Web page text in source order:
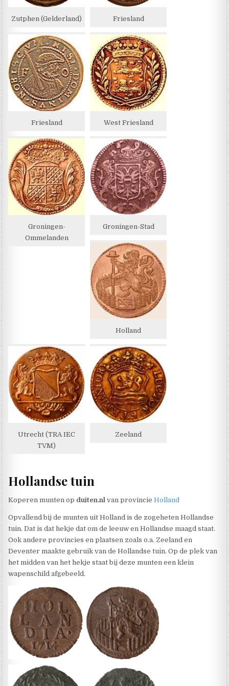
Zutphen (Gelderland) Friesland
Friesland West Friesland
Groningen-
Ommelanden
Groningen-Stad
Holland
Utrecht (TRA IEC
TVM)
Zeeland
Hollandse tuin
Koperen munten op duiten.nl van provincieHolland
Opvallend bij de munten uit Holland is de zogeheten Hollandse
tuin. Dat is dat hekje dat om de leeuw en Hollandse maagd staat.
Ook andere provincies en plaatsen zoals o.a. Zeeland en
Deventer maakte gebruik van de Hollandse tuin. Op de plek van
het midden van het hekje staat bij deze munten een klein
wapenschild afgebeeld.